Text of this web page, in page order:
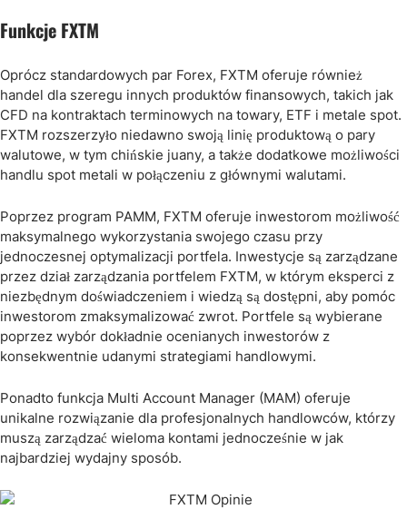
Funkcje FXTM
Oprócz standardowych par Forex, FXTM oferuje również
handel dla szeregu innych produktów finansowych, takich jak
CFD na kontraktach terminowych na towary, ETF i metale spot.
FXTM rozszerzyło niedawno swoją linię produktową o pary
walutowe, w tym chińskie juany, a także dodatkowe możliwości
handlu spot metali w połączeniu z głównymi walutami.
Poprzez program PAMM, FXTM oferuje inwestorom możliwość
maksymalnego wykorzystania swojego czasu przy
jednoczesnej optymalizacji portfela. Inwestycje są zarządzane
przez dział zarządzania portfelem FXTM, w którym eksperci z
niezbędnym doświadczeniem i wiedzą są dostępni, aby pomóc
inwestorom zmaksymalizować zwrot. Portfele są wybierane
poprzez wybór dokładnie ocenianych inwestorów z
konsekwentnie udanymi strategiami handlowymi.
Ponadto funkcja Multi Account Manager (MAM) oferuje
unikalne rozwiązanie dla profesjonalnych handlowców, którzy
muszą zarządzać wieloma kontami jednocześnie w jak
najbardziej wydajny sposób.